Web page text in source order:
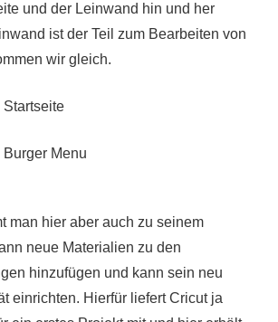
und der Leinwand hin und her
ist der Teil zum Bearbeiten von
wir gleich.
man hier aber auch zu seinem
neue Materialien zu den
hinzufügen und kann sein neu
einrichten. Hierfür liefert Cricut ja